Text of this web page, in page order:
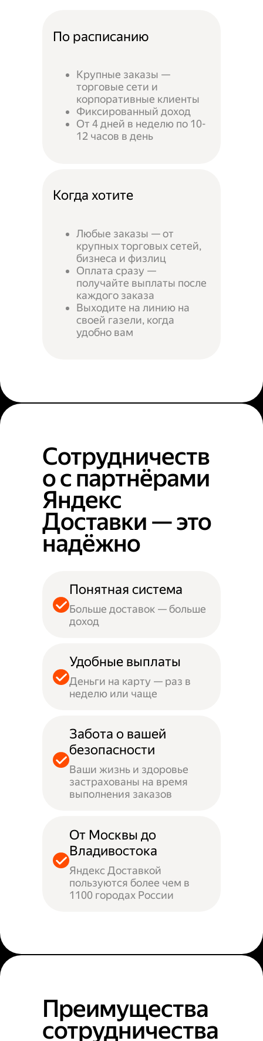
По расписанию
Крупные заказы —
торговые сети и
корпоративные клиенты
Фиксированный доход
От 4 дней в неделю по 10-
12 часов в день
Когда хотите
Любые заказы — от
крупных торговых сетей,
бизнеса и физлиц
Оплата сразу —
получайте выплаты после
каждого заказа
Выходите на линию на
своей газели, когда
удобно вам
Сотрудничеств
о с партнёрами
Яндекс
Доставки — это
надёжно
Понятная система
Больше доставок — больше
доход
Удобные выплаты
Деньги на карту — раз в
неделю или чаще
Забота о вашей
безопасности
Ваши жизнь и здоровье
застрахованы на время
выполнения заказов
От Москвы до
Владивостока
Яндекс Доставкой
пользуются более чем в
1100 городах России
Преимущества
сотрудничества